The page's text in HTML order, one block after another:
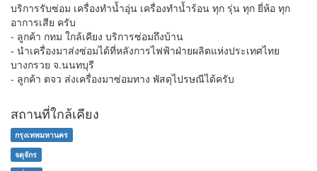
บริการรับซ่อม เครื่องทำน้ำอุ่น เครื่องทำน้ำร้อน ทุก รุ่น ทุก ยี่ห้อ ทุก
อาการเสีย ครับ
- ลูกค้า กทม ใกล้เคียง บริการซ่อมถึงบ้าน
- นำเครื่องมาส่งซ่อมได้ที่หลังการไฟฟ้าฝ่ายผลิตแห่งประเทศไทย
บางกรวย จ.นนทบุรี
- ลูกค้า ตจว ส่งเครื่องมาซ่อมทาง พัสดุไปรษณีได้ครับ
สถานที่ใกล้เคียง
กรุงเทพมหานคร
จตุจักร